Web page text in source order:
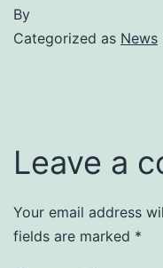
By
Categorized as News
Leave a
Your email address
fields are marked *